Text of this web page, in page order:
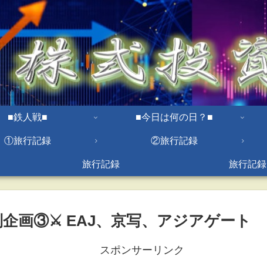
■鉄人戦■ ■今日は何の日？■
①旅行記録 ②旅行記録
旅行記録 旅行記録
画③⚔ EAJ、京写、アジアゲート
スポンサーリンク